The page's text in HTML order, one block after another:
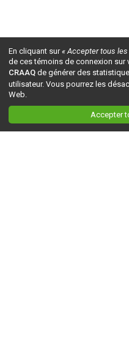
En cliquant sur« Accepter tous
de ces témoins de connexion sur
CRAAQ de générer des
utilisateur. Vous pourrez les
Web.
Accepter